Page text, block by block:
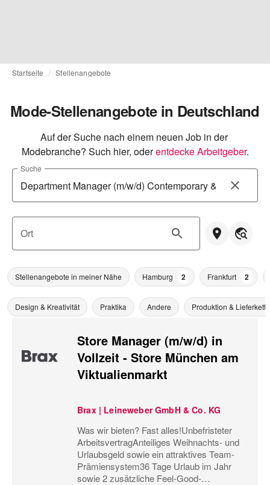
Startseite Stellenangebote
Mode-Stellenangebote in Deutschland
Auf der Suche nach einem neuen Job in der
Modebranche? Such hier, oderentdecke Arbeitgeber.
Suche
Ort
Stellenangebote in meiner Nähe Hamburg 2 Frankfurt 2
Design & Kreativität Praktika Andere Produktion & Lieferkette
Store Manager (m/w/d) in
Vollzeit - Store München am
Viktualienmarkt
Brax | Leineweber GmbH & Co. KG
Was wir bieten? Fast alles!Unbefristeter
ArbeitsvertragAnteiliges Weihnachts- und
Urlaubsgeld sowie ein attraktives Team-
Prämiensystem36 Tage Urlaub im Jahr
sowie 2 zusätzliche Feel-Good-